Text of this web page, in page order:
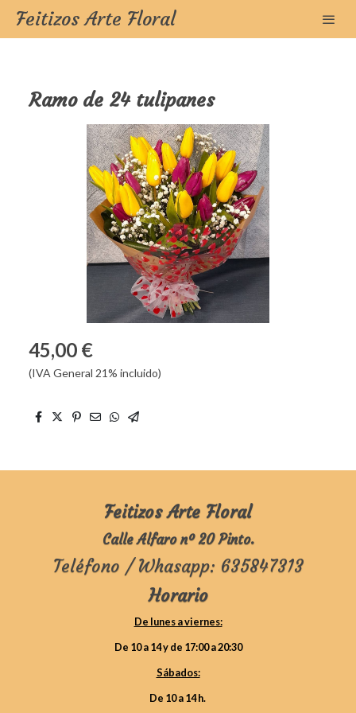
Feitizos Arte Floral
Ramo de 24 tulipanes
45,00 €
(IVA General 21% incluido)
Feitizos Arte Floral
Calle Alfaro nº 20 Pinto.
Teléfono / Whasapp: 635847313
Horario
De lunes a viernes:
De 10 a 14 y de 17:00 a 20:30
Sábados:
De 10 a 14 h.